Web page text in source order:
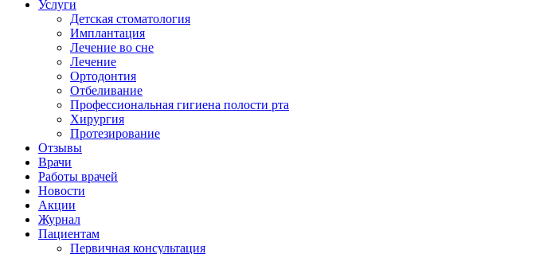
Услуги
Детская стоматология
Имплантация
Лечение во сне
Лечение
Ортодонтия
Отбеливание
Профессиональная гигиена полости рта
Хирургия
Протезирование
Отзывы
Врачи
Работы врачей
Новости
Акции
Журнал
Пациентам
Первичная консультация